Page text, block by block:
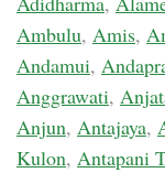
Ambulu, Amis,
Andamui,
Anggrawati,
Anjun, Antajaya,
Kulon, Antapani